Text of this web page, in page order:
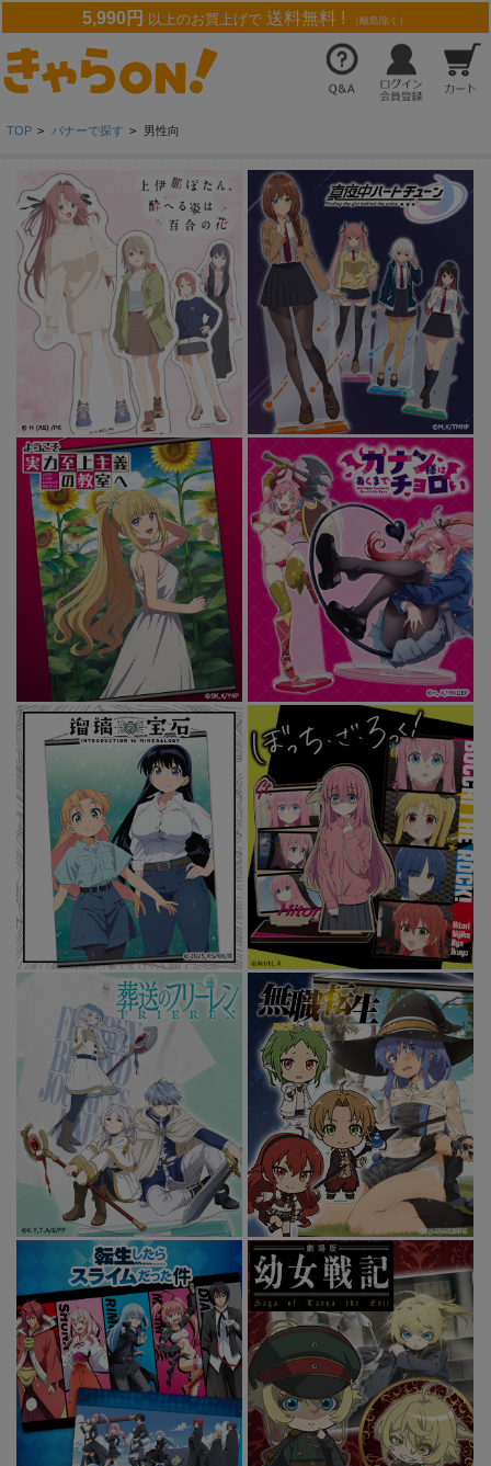
5,990円 以上のお買上げで 送料無料 ! （離島除く）
TOP > バナーで探す > 男性向